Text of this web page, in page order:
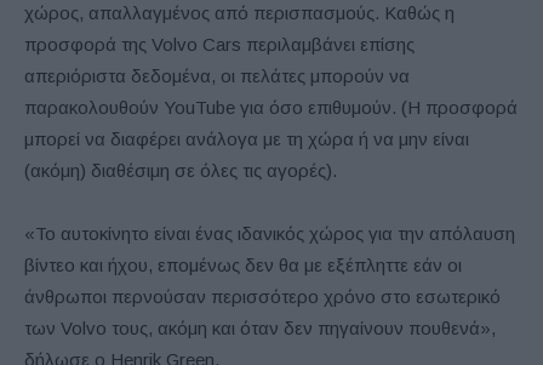
χώρος, απαλλαγμένος από περισπασμούς. Καθώς η
προσφορά της Volvo Cars περιλαμβάνει επίσης
απεριόριστα δεδομένα, οι πελάτες μπορούν να
παρακολουθούν YouTube για όσο επιθυμούν. (Η προσφορά
μπορεί να διαφέρει ανάλογα με τη χώρα ή να μην είναι
(ακόμη) διαθέσιμη σε όλες τις αγορές).
«Το αυτοκίνητο είναι ένας ιδανικός χώρος για την απόλαυση
βίντεο και ήχου, επομένως δεν θα με εξέπληττε εάν οι
άνθρωποι περνούσαν περισσότερο χρόνο στο εσωτερικό
των Volvo τους, ακόμη και όταν δεν πηγαίνουν πουθενά»,
δήλωσε ο Henrik Green.